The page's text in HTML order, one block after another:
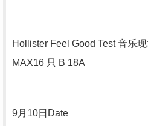
Hollister Feel Good Test音乐
MAX16 只 B 18A
9月 10日 Date